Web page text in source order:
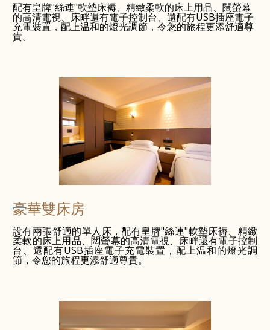
配有皇牌"絲連"軟墊床褥、精緻柔軟的床上用品、闊螢幕
的高清電視、床畔還有電子控制台、還配有USB插座電子
充電裝置，配上温和的燈光調節，令您的旅程更添舒適尊
貴。
豪華雙床房
設有兩張舒適的單人床，配有皇牌"絲連"軟墊床褥、精緻
柔軟的床上用品、闊螢幕的高清電視、床畔還有電子控制
台、還配有USB插座電子充電裝置，配上温和的燈光調
節，令您的旅程更添舒適尊貴。